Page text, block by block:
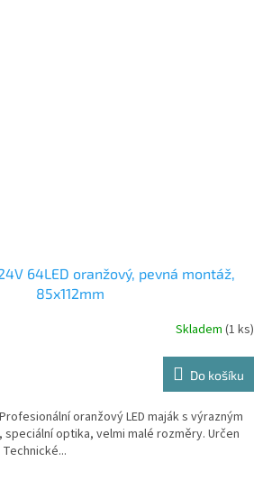
64LED oranžový, pevná montáž,
85x112mm
Skladem (1 ks)
Do košíku
oranžový LED maják s výrazným
optika, velmi malé rozměry. Určen